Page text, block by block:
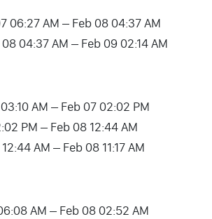
07 06:27 AM – Feb 08 04:37 AM
08 04:37 AM – Feb 09 02:14 AM
AM – Feb 07 02:02 PM
PM – Feb 08 12:44 AM
AM – Feb 08 11:17 AM
AM – Feb 08 02:52 AM